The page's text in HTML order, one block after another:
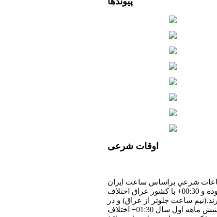
اوقات شرعی
شرعي براساس ساعت ايران
بوده و 00:30+ با كشور عراق اختلاف
ساعت جلوتر از عراق) و در
شش ماهه اول سال 01:30+ اختلاف